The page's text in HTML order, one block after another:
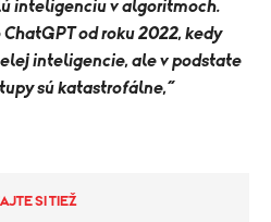
inteligenciu v algoritmoch.
od roku 2022, kedy
inteligencie, ale v podstate
sú katastrofálne,“
SI TIEŽ